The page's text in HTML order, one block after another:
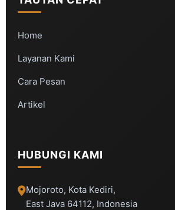
Home
Layanan Kami
Cara Pesan
Artikel
HUBUNGI KAMI
Mojoroto, Kota Kediri,
East Java 64112, Indonesia